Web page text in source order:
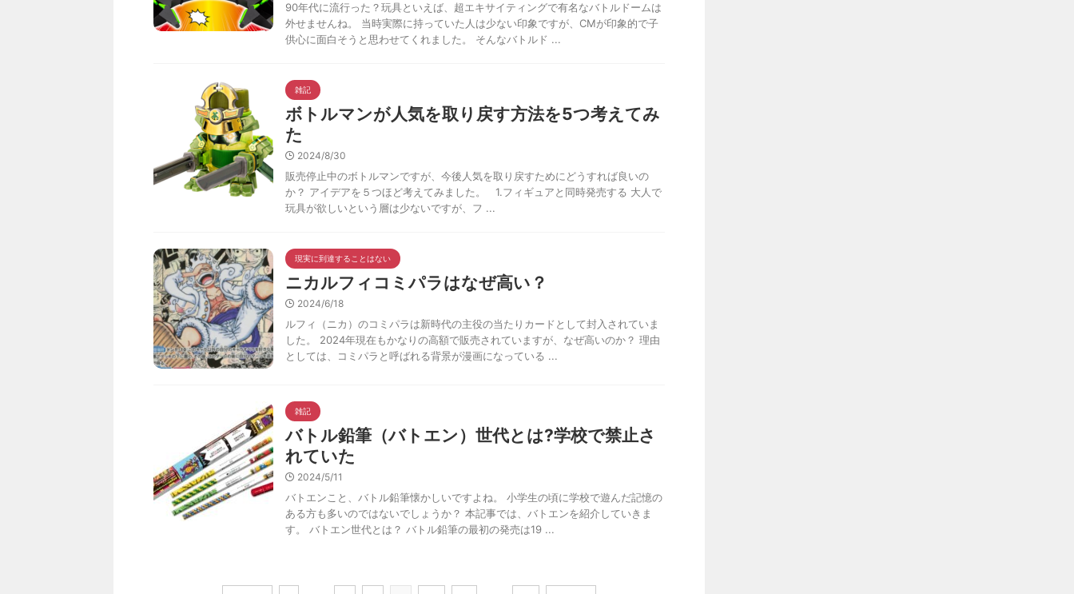
90年代に流行った？玩具といえば、超エキサイティングで有名なバトルドームは
外せませんね。 当時実際に持っていた人は少ない印象ですが、CMが印象的で子
供心に面白そうと思わせてくれました。 そんなバトルド ...
雑記
ボトルマンが人気を取り戻す方法を5つ考えてみ
た
2024/8/30
販売停止中のボトルマンですが、今後人気を取り戻すためにどうすれば良いの
か？ アイデアを５つほど考えてみました。 1.フィギュアと同時発売する 大人で
玩具が欲しいという層は少ないですが、フ ...
現実に到達することはない
ニカルフィコミパラはなぜ高い？
2024/6/18
ルフィ（ニカ）のコミパラは新時代の主役の当たりカードとして封入されていま
した。 2024年現在もかなりの高額で販売されていますが、なぜ高いのか？ 理由
としては、コミパラと呼ばれる背景が漫画になっている ...
雑記
バトル鉛筆（バトエン）世代とは?学校で禁止さ
れていた
2024/5/11
バトエンこと、バトル鉛筆懐かしいですよね。 小学生の頃に学校で遊んだ記憶の
ある方も多いのではないでしょうか？ 本記事では、バトエンを紹介していきま
す。 バトエン世代とは？ バトル鉛筆の最初の発売は19 ...